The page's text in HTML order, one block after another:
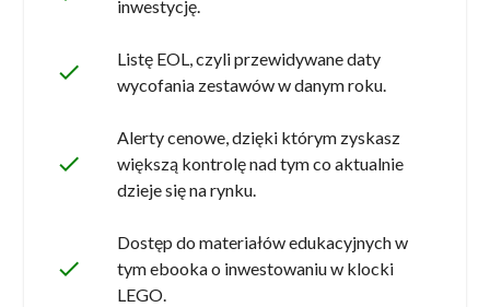
inwestycję.
done
Listę EOL, czyli przewidywane daty
wycofania zestawów w danym roku.
done
Alerty cenowe, dzięki którym zyskasz
większą kontrolę nad tym co aktualnie
dzieje się na rynku.
done
Dostęp do materiałów edukacyjnych w
tym ebooka o inwestowaniu w klocki
LEGO.